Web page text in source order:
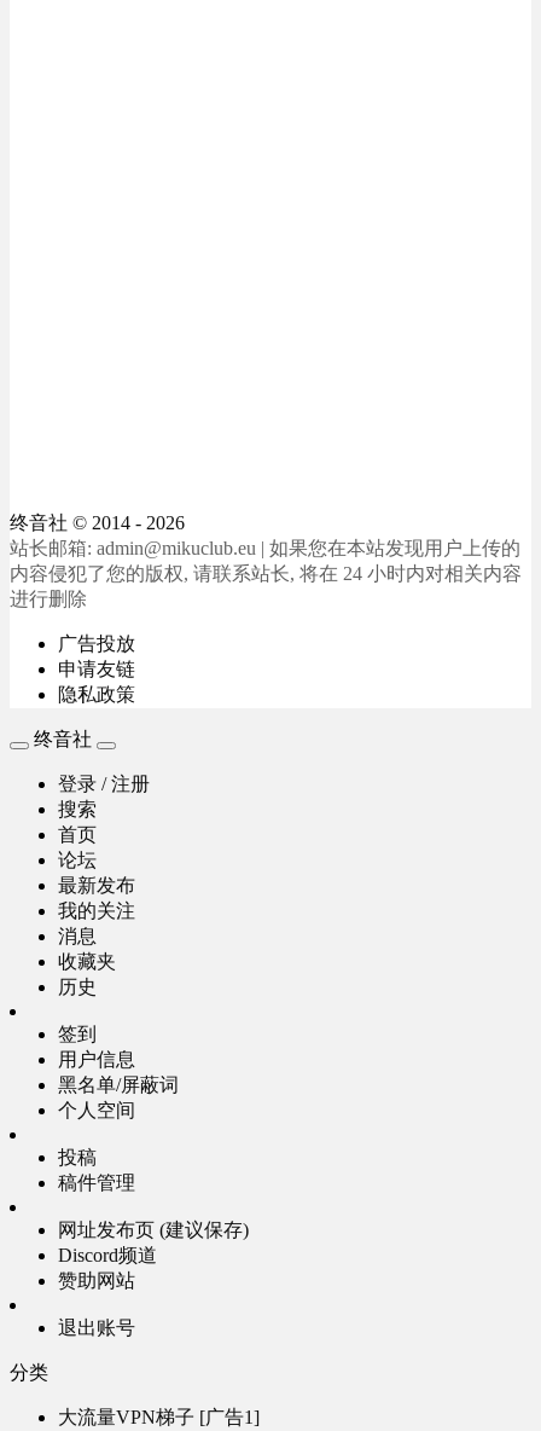
终音社 © 2014 - 2026
站长邮箱: admin@mikuclub.eu | 如果您在本站发现用户上传的
内容侵犯了您的版权, 请联系站长, 将在 24 小时内对相关内容
进行删除
广告投放
申请友链
隐私政策
终音社
登录 / 注册
搜索
首页
论坛
最新发布
我的关注
消息
收藏夹
历史
签到
用户信息
黑名单/屏蔽词
个人空间
投稿
稿件管理
网址发布页 (建议保存)
Discord频道
赞助网站
退出账号
分类
大流量VPN梯子 [广告1]